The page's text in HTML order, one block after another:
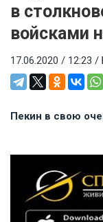
в
войсками
17.06.2020 / 12:23 /
Пекин в свою